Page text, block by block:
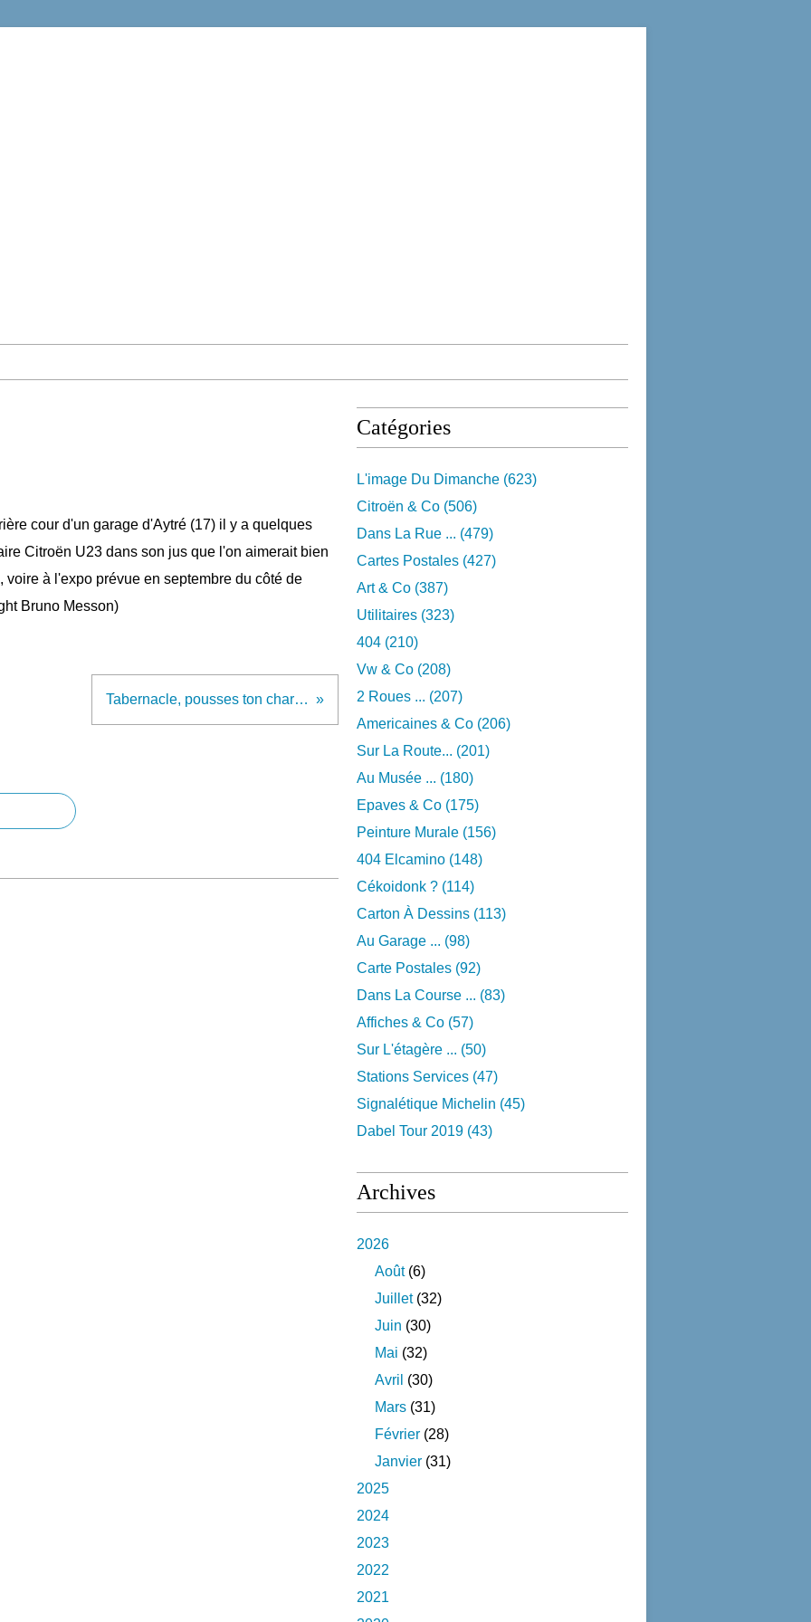
cour d'un garage d'Aytré (17) il y a quelques
Citroën U23 dans son jus que l'on aimerait bien
voire à l'expo prévue en septembre du côté de
Bruno Messon)
Tabernacle, pousses ton char…
Catégories
L'image Du Dimanche (623)
Citroën & Co (506)
Dans La Rue ... (479)
Cartes Postales (427)
Art & Co (387)
Utilitaires (323)
404 (210)
Vw & Co (208)
2 Roues ... (207)
Americaines & Co (206)
Sur La Route... (201)
Au Musée ... (180)
Epaves & Co (175)
Peinture Murale (156)
404 Elcamino (148)
Cékoidonk ? (114)
Carton À Dessins (113)
Au Garage ... (98)
Carte Postales (92)
Dans La Course ... (83)
Affiches & Co (57)
Sur L'étagère ... (50)
Stations Services (47)
Signalétique Michelin (45)
Dabel Tour 2019 (43)
Archives
2026
Août(6)
Juillet(32)
Juin (30)
Mai (32)
Avril (30)
Mars (31)
Février (28)
Janvier (31)
2025
2024
2023
2022
2021